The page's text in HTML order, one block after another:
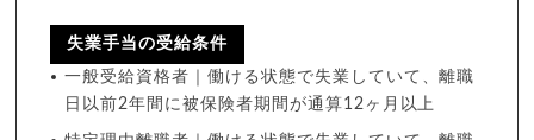
失業手当の受給条件
一般受給資格者｜働ける状態で失業していて、離職
日以前2年間に被保険者期間が通算12ヶ月以上